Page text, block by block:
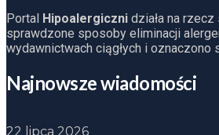
Portal Hipoalergiczni działa na
sprawdzone sposoby eliminacji
wydawnictwach ciągłych i oznaczono
Najnowsze wiadomości
22 lipca 2026